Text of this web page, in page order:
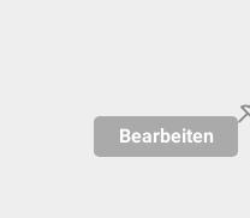
Bearbeiten